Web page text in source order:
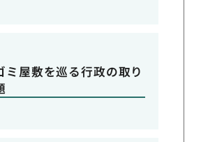
ミ屋敷を巡る行政の取り